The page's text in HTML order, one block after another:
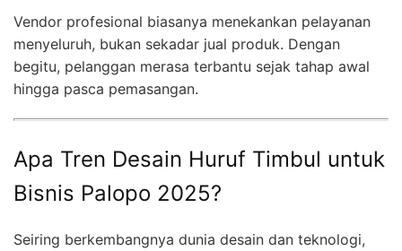
Vendor profesional biasanya menekankan pelayanan
menyeluruh, bukan sekadar jual produk. Dengan
begitu, pelanggan merasa terbantu sejak tahap awal
hingga pasca pemasangan.
Apa Tren Desain Huruf Timbul untuk
Bisnis Palopo 2025?
Seiring berkembangnya dunia desain dan teknologi,